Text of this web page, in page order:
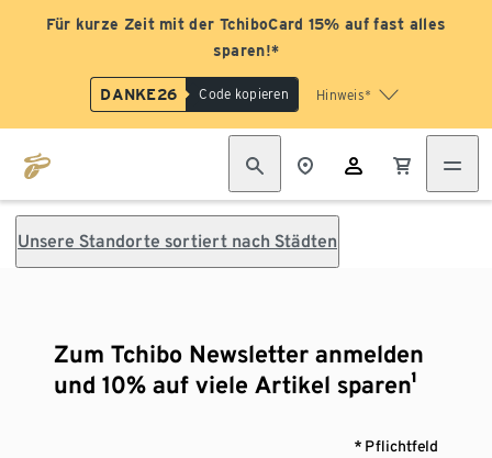
Für kurze Zeit mit der TchiboCard 15% auf fast alles
sparen!*
DANKE26 Code kopieren Hinweis*
Unsere Standorte sortiert nach Städten
Zum Tchibo Newsletter anmelden
und 10% auf viele Artikel sparen¹
* Pflichtfeld